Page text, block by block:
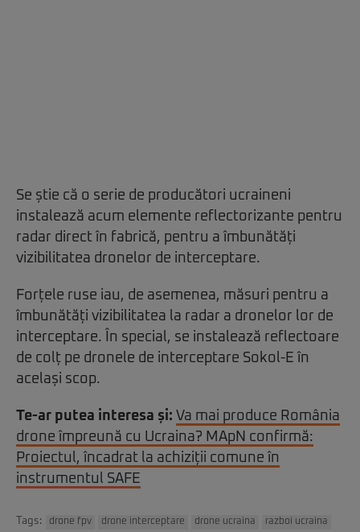
Se știe că o serie de producători ucraineni
instalează acum elemente reflectorizante pentru
radar direct în fabrică, pentru a îmbunătăți
vizibilitatea dronelor de interceptare.
Forțele ruse iau, de asemenea, măsuri pentru a
îmbunătăți vizibilitatea la radar a dronelor lor de
interceptare. În special, se instalează reflectoare
de colț pe dronele de interceptare Sokol-E în
același scop.
Te-ar putea interesa și: Va mai produce România
drone împreună cu Ucraina? MApN confirmă:
Proiectul, încadrat la achiziții comune în
instrumentul SAFE
Tags: drone fpv drone interceptare drone ucraina
razboi ucraina